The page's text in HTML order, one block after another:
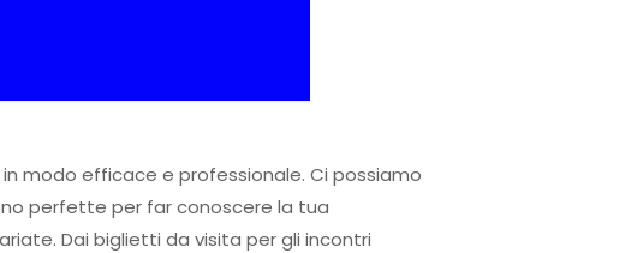
modo efficace e professionale. Ci possiamo
perfette per far conoscere la tua
Dai biglietti da visita per gli incontri